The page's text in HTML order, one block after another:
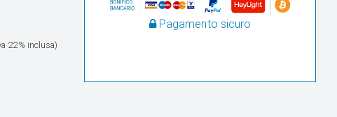
22% inclusa)
Pagamento sicuro